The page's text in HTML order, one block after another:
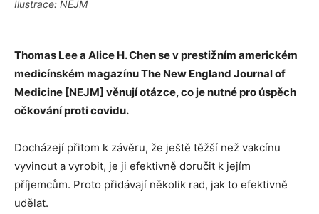
Ilustrace: NEJM
Thomas Lee a Alice H. Chen se v prestižním americkém
medicínském magazínu The New England Journal of
Medicine [NEJM] věnují otázce, co je nutné pro úspěch
očkování proti covidu.
Docházejí přitom k závěru, že ještě těžší než vakcínu
vyvinout a vyrobit, je ji efektivně doručit k jejím
příjemcům. Proto přidávají několik rad, jak to efektivně
udělat.